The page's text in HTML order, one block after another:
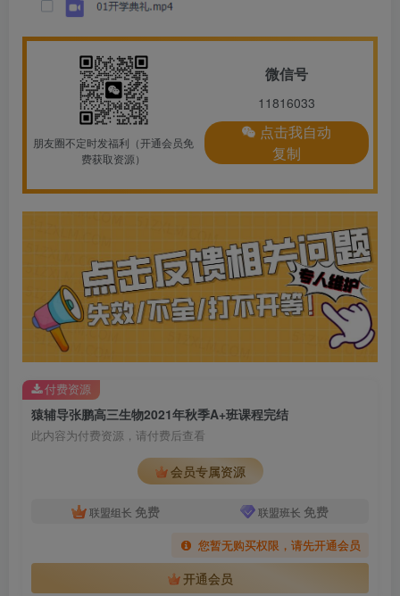
朋友圈不定时发福利（开通会员免
费获取资源）
微信号
11816033
点击我自动
复制
猿辅导张鹏高三生物2021年秋季A+班课程完结
此内容为付费资源，请付费后查看
会员专属资源
联盟组长 免费 联盟班长 免费
您暂无购买权限，请先开通会员
开通会员
付费资源